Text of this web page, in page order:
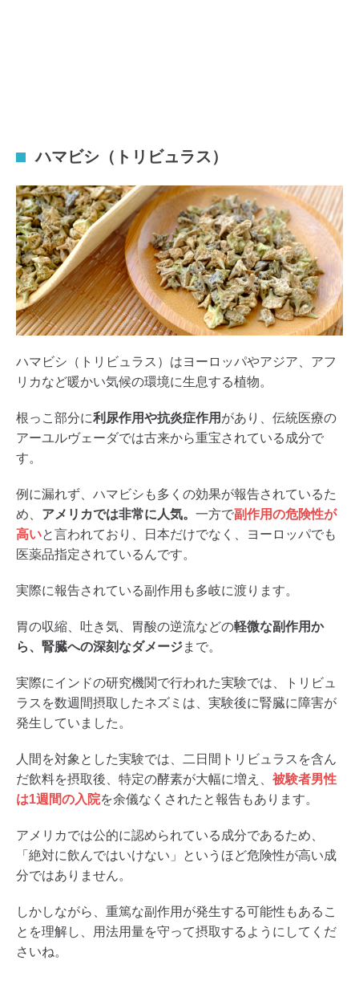
ハマビシ（トリビュラス）
ハマビシ（トリビュラス）はヨーロッパやアジア、アフ
リカなど暖かい気候の環境に生息する植物。
根っこ部分に利尿作用や抗炎症作用 があり、伝統医療の
アーユルヴェーダでは古来から重宝されている成分で
す。
例に漏れず、ハマビシも多くの効果が報告されているた
め、 アメリカでは非常に人気。 一方で副作用の危険性が
高いと言われており、日本だけでなく、ヨーロッパでも
医薬品指定されているんです。
実際に報告されている副作用も多岐に渡ります。
胃の収縮、吐き気、胃酸の逆流などの軽微な副作用か
ら、腎臓への深刻なダメージまで。
実際にインドの研究機関で行われた実験では、トリビュ
ラスを数週間摂取したネズミは、実験後に腎臓に障害が
発生していました。
人間を対象とした実験では、二日間トリビュラスを含ん
だ飲料を摂取後、特定の酵素が大幅に増え、 被験者男性
は1週間の入院を余儀なくされたと報告もあります。
アメリカでは公的に認められている成分であるため、
「絶対に飲んではいけない」というほど危険性が高い成
分ではありません。
しかしながら、重篤な副作用が発生する可能性もあるこ
とを理解し、用法用量を守って摂取するようにしてくだ
さいね。